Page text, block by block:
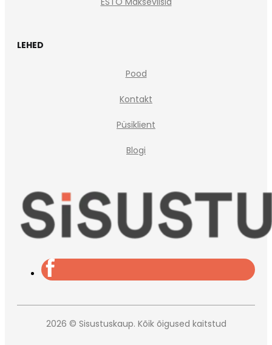
LEHED
Pood
Kontakt
Püsiklient
Blogi
2026 © Sisustuskaup. Kõik õigused kaitstud